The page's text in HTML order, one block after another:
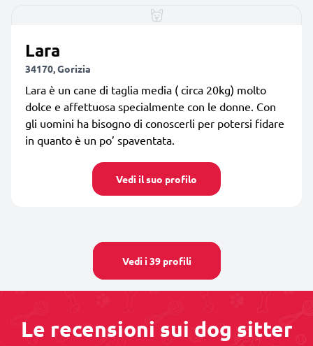
Lara
34170, Gorizia
Lara è un cane di taglia media ( circa 20kg) molto
dolce e affettuosa specialmente con le donne. Con
gli uomini ha bisogno di conoscerli per potersi fidare
in quanto è un po’ spaventata.
Vedi il suo profilo
Vedi i 39 profili
Le recensioni sui dog sitter